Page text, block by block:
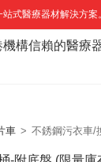
式醫療器材解決方
車 > 不銹鋼污衣車/